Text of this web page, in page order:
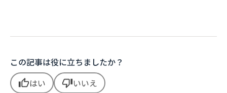
この記事は役に立ちましたか？
thumb_upはい thumb_downいいえ